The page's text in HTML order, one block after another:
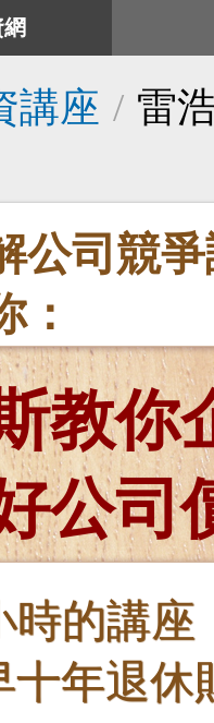
講座 / 雷
公司競
：
教你
公司
時的講座
十年退休